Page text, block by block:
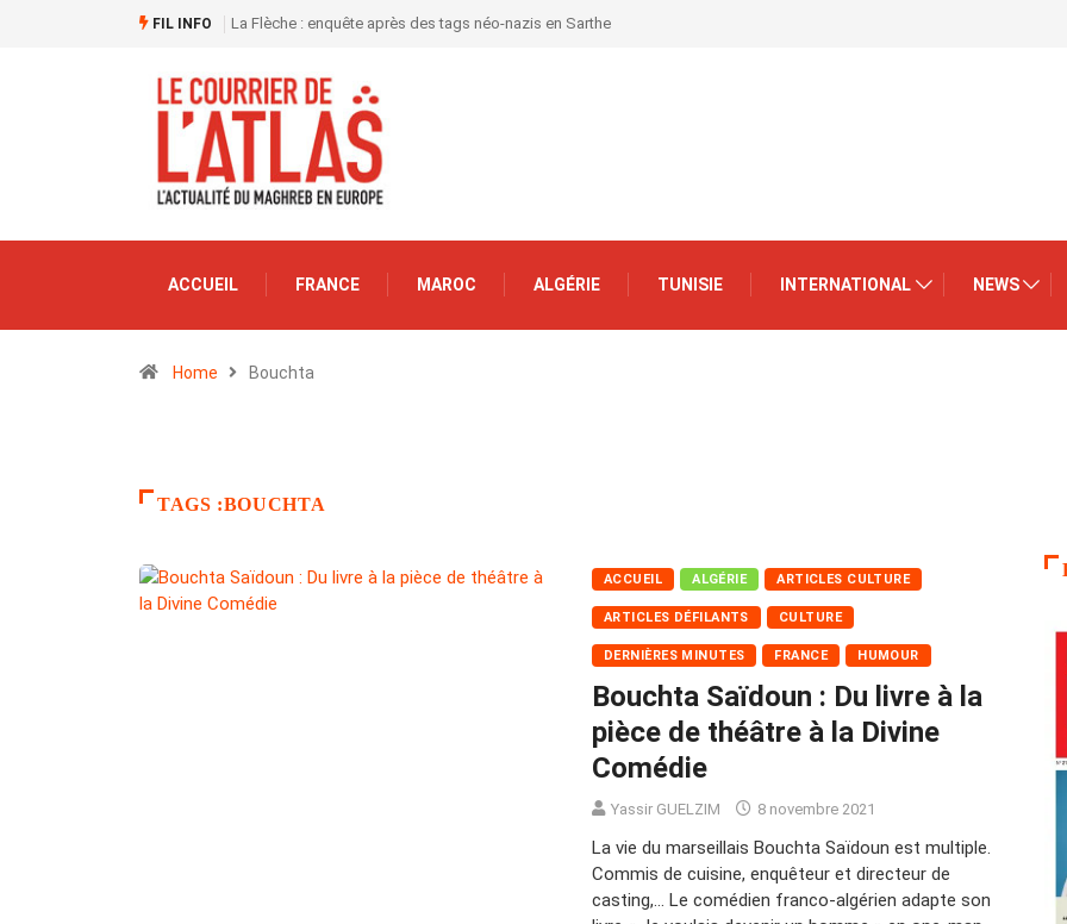
FIL INFO La Flèche : enquête après des tags néo-nazis en Sarthe
ACCUEIL FRANCE MAROC ALGÉRIE TUNISIE INTERNATIONAL NEWS
Home Bouchta
TAGS :BOUCHTA
ACCUEIL ALGÉRIE ARTICLES CULTURE
ARTICLES DÉFILANTS CULTURE
DERNIÈRES MINUTES FRANCE HUMOUR
Bouchta Saïdoun : Du livre à la
pièce de théâtre à la Divine
Comédie
Yassir GUELZIM 8 novembre 2021
La vie du marseillais Bouchta Saïdoun est multiple.
Commis de cuisine, enquêteur et directeur de
casting,… Le comédien franco-algérien adapte son